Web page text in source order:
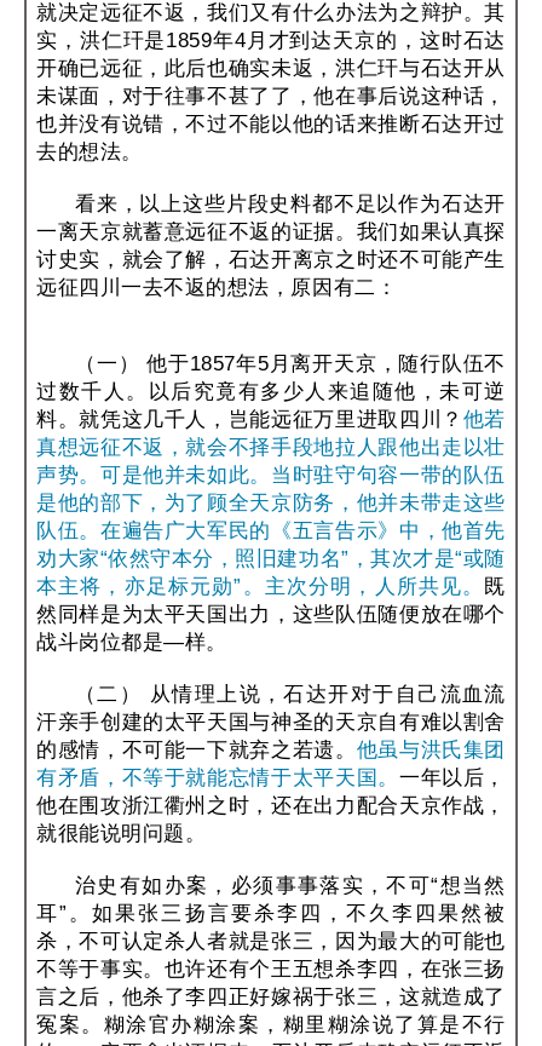
就决定远征不返，我们又有什么办法为之辩护。其
实，洪仁玕是1859年4月才到达天京的，这时石达
开确已远征，此后也确实未返，洪仁玕与石达开从
未谋面，对于往事不甚了了，他在事后说这种话，
也并没有说错，不过不能以他的话来推断石达开过
去的想法。
看来，以上这些片段史料都不足以作为石达开
一离天京就蓄意远征不返的证据。我们如果认真探
讨史实，就会了解，石达开离京之时还不可能产生
远征四川一去不返的想法，原因有二：
（一） 他于1857年5月离开天京，随行队伍不
过数千人。以后究竟有多少人来追随他，未可逆
料。就凭这几千人，岂能远征万里进取四川？ 他若
真想远征不返，就会不择手段地拉人跟他出走以壮
声势。可是他并未如此。当时驻守句容一带的队伍
是他的部下，为了顾全天京防务，他并未带走这些
队伍。在遍告广大军民的《五言告示》中，他首先
劝大家“依然守本分，照旧建功名”，其次才是“或随
本主将，亦足标元勋”。主次分明，人所共见。 既
然同样是为太平天国出力，这些队伍随便放在哪个
战斗岗位都是—样。
（二） 从情理上说，石达开对于自己流血流
汗亲手创建的太平天国与神圣的天京自有难以割舍
的感情，不可能一下就弃之若遗。 他虽与洪氏集团
有矛盾，不等于就能忘情于太平天国。 一年以后，
他在围攻浙江衢州之时，还在出力配合天京作战，
就很能说明问题。
治史有如办案，必须事事落实，不可“想当然
耳”。如果张三扬言要杀李四，不久李四果然被
杀，不可认定杀人者就是张三，因为最大的可能也
不等于事实。也许还有个王五想杀李四，在张三扬
言之后，他杀了李四正好嫁祸于张三，这就造成了
冤案。糊涂官办糊涂案，糊里糊涂说了算是不行